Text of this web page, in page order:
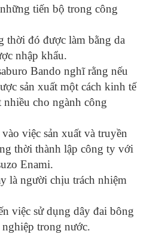
tiến bộ trong công
thời đó được làm bằng da
nhập khẩu.
Bando nghĩ rằng nếu
sản xuất một cách kinh tế
cho ngành công
việc sản xuất và truyền
thời thành lập công ty với
Enami.
là người chịu trách nhiệm
việc sử dụng dây đai bông
trong nước.